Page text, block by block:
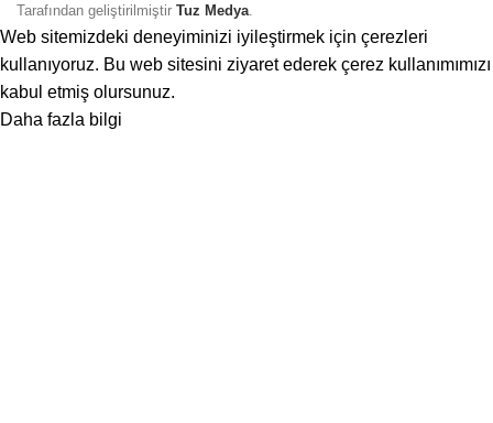
Tarafından geliştirilmiştir Tuz Medya
Web sitemizdeki deneyiminizi iyileştirmek için çerezleri
kullanıyoruz. Bu web sitesini ziyaret ederek çerez kullanımımızı
kabul etmiş olursunuz.
Daha fazla bilgi